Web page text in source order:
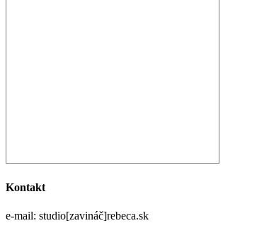
Kontakt
e-mail: studio[zavináč]rebeca.sk